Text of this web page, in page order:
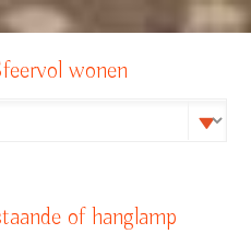
wonen
of hanglamp